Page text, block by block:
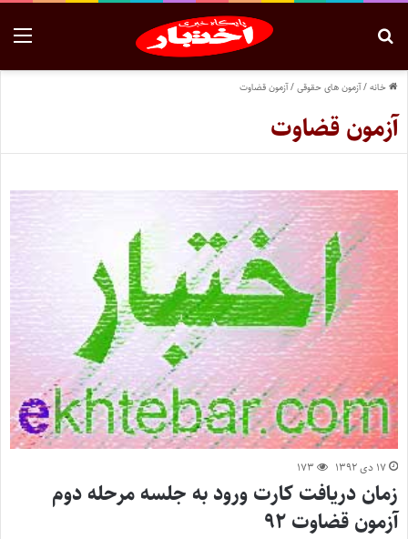
خانه/آزمون های حقوقی/آزمون قضاوت
آزمون قضاوت
۱۷ دی ۱۳۹۲ ۱۷۳
زمان دریافت کارت ورود به جلسه مرحله دوم
آزمون قضاوت ۹۲